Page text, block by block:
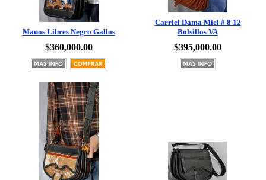
Manos Libres Negro Gallos
$360,000.00
Carriel Dama Miel # 8 12
Bolsillos VA
$395,000.00